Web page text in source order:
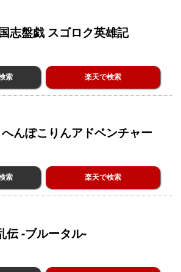
志盤戯 スゴロク英雄記
索 楽天で検索
んぽこりんアドベンチャー
索 楽天で検索
伝 -ブルータル-